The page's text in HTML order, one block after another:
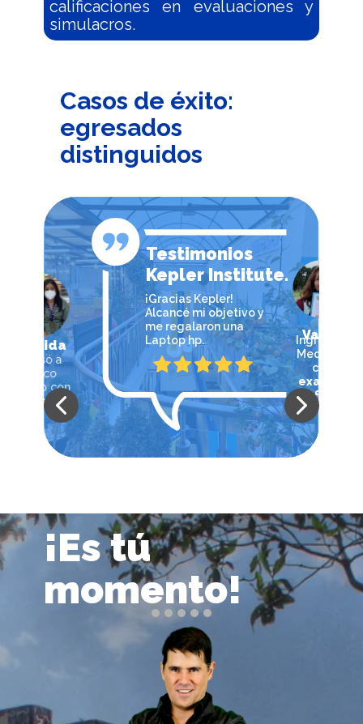
calificaciones en evaluaciones y
simulacros.
Casos de éxito:
egresados
distinguidos
Testimonios
Kepler Institute.
¡Gracias Kepler!
Alcancé mi objetivo y
me regalaron una
Laptop hp.
Ingresó a
Medicina
con
examen
perfecto
Vania
¡Es tú
momento​!